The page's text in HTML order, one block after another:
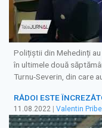
Polițiștii din Mehedinți
în ultimele două
Turnu-Severin, din care
RĂDOI ESTE
11.08.2022 | Valentin